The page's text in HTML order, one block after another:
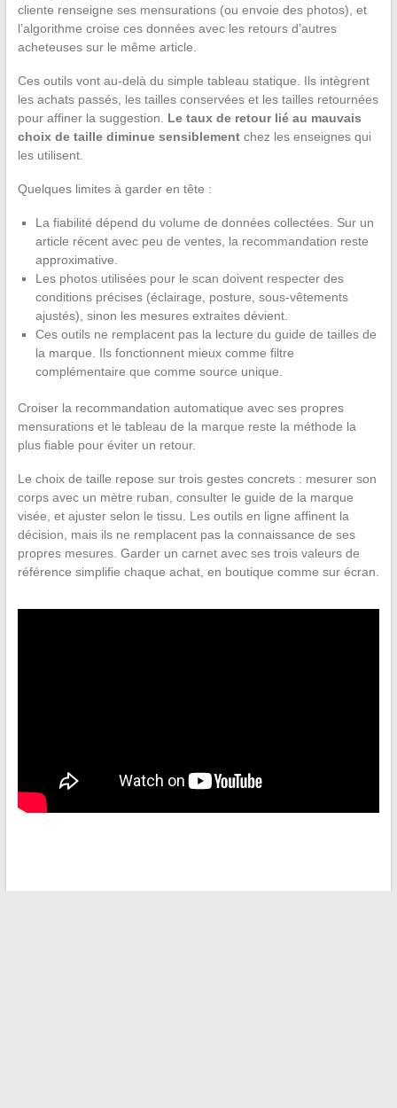
cliente renseigne ses mensurations (ou envoie des photos), et
l’algorithme croise ces données avec les retours d’autres
acheteuses sur le même article.
Ces outils vont au-delà du simple tableau statique. Ils intègrent
les achats passés, les tailles conservées et les tailles retournées
pour affiner la suggestion. Le taux de retour lié au mauvais
choix de taille diminue sensiblementchez les enseignes qui
les utilisent.
Quelques limites à garder en tête :
La fiabilité dépend du volume de données collectées. Sur un
article récent avec peu de ventes, la recommandation reste
approximative.
Les photos utilisées pour le scan doivent respecter des
conditions précises (éclairage, posture, sous-vêtements
ajustés), sinon les mesures extraites dévient.
Ces outils ne remplacent pas la lecture du guide de tailles de
la marque. Ils fonctionnent mieux comme filtre
complémentaire que comme source unique.
Croiser la recommandation automatique avec ses propres
mensurations et le tableau de la marque reste la méthode la
plus fiable pour éviter un retour.
Le choix de taille repose sur trois gestes concrets : mesurer son
corps avec un mètre ruban, consulter le guide de la marque
visée, et ajuster selon le tissu. Les outils en ligne affinent la
décision, mais ils ne remplacent pas la connaissance de ses
propres mesures. Garder un carnet avec ses trois valeurs de
référence simplifie chaque achat, en boutique comme sur écran.